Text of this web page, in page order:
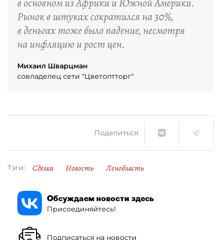
в основном из Африки и Южной Америки.
Рынок в штуках сократился на 30%,
в деньгах тоже было падение, несмотря
на инфляцию и рост цен.
Михаил Шварцман
совладелец сети "Цветоптторг"
Поделиться:
Тэги: Сделка Новость Ленобласть
Обсуждаем новости здесь
Присоединяйтесь!
Подписаться на новости